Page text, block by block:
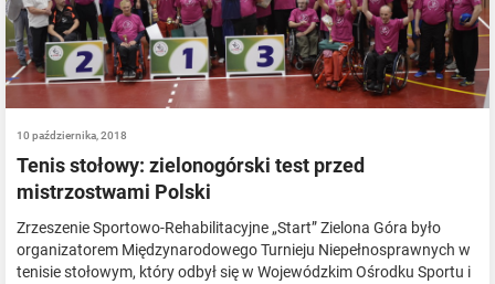
10 października, 2018
Tenis stołowy: zielonogórski test przed
mistrzostwami Polski
Zrzeszenie Sportowo-Rehabilitacyjne „Start” Zielona Góra było
organizatorem Międzynarodowego Turnieju Niepełnosprawnych w
tenisie stołowym, który odbył się w Wojewódzkim Ośrodku Sportu i